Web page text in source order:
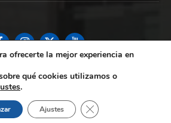
FacebookInstagram
X YouTube
ofrecerte la mejor experiencia en
qué cookies utilizamos o
.
Ajustes Cerrar el banner de